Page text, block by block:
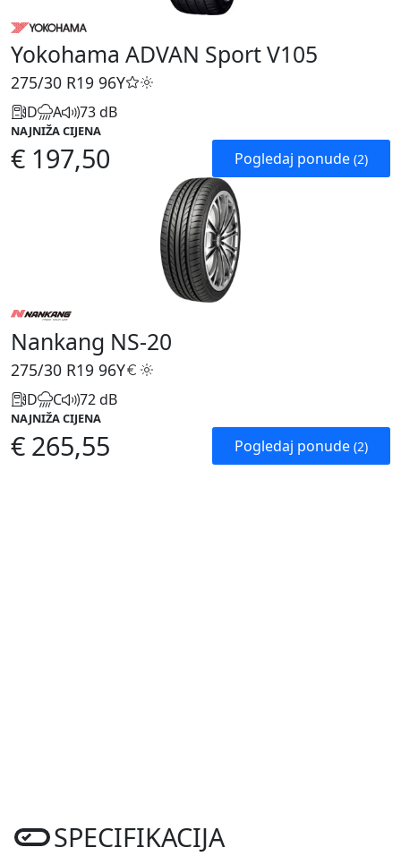
Yokohama ADVAN Sport V105
275/30 R19 96Y
D A 73 dB
NAJNIŽA CIJENA
€ 197,50 Pogledaj ponude (2)
Nankang NS-20
275/30 R19 96Y
D C 72 dB
NAJNIŽA CIJENA
€ 265,55 Pogledaj ponude (2)
SPECIFIKACIJA